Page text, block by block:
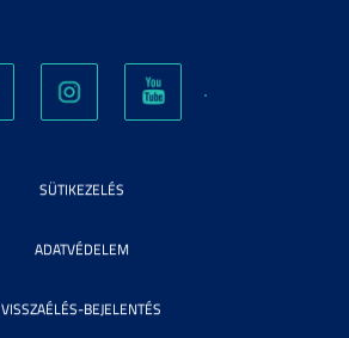
SÜTIKEZELÉS
ADATVÉDELEM
VISSZAÉLÉS-BEJELENTÉS